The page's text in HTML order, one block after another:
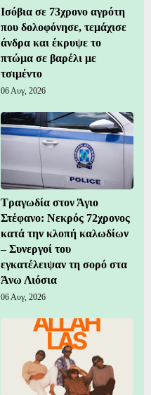
Ισόβια σε 73χρονο αγρότη
που δολοφόνησε, τεμάχισε
άνδρα και έκρυψε το
πτώμα σε βαρέλι με
τσιμέντο
06 Αυγ, 2026
Τραγωδία στον Άγιο
Στέφανο: Νεκρός 72χρονος
κατά την κλοπή καλωδίων
– Συνεργοί του
εγκατέλειψαν τη σορό στα
Άνω Λιόσια
06 Αυγ, 2026